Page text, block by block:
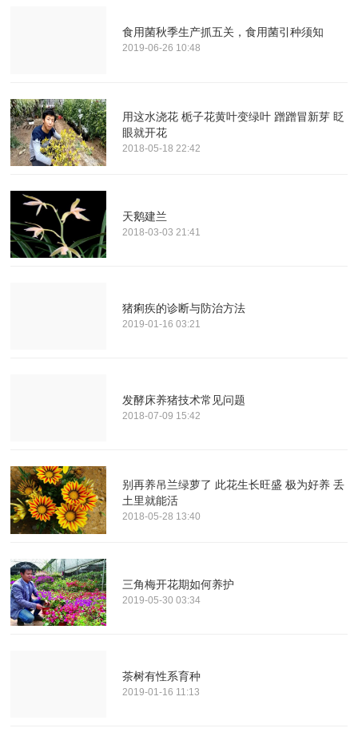
食用菌秋季生产抓五关，食用菌引种须知
2019-06-26 10:48
用这水浇花 栀子花黄叶变绿叶 蹭蹭冒新芽 眨
眼就开花
2018-05-18 22:42
天鹅建兰
2018-03-03 21:41
猪痢疾的诊断与防治方法
2019-01-16 03:21
发酵床养猪技术常见问题
2018-07-09 15:42
别再养吊兰绿萝了 此花生长旺盛 极为好养 丢
土里就能活
2018-05-28 13:40
三角梅开花期如何养护
2019-05-30 03:34
茶树有性系育种
2019-01-16 11:13